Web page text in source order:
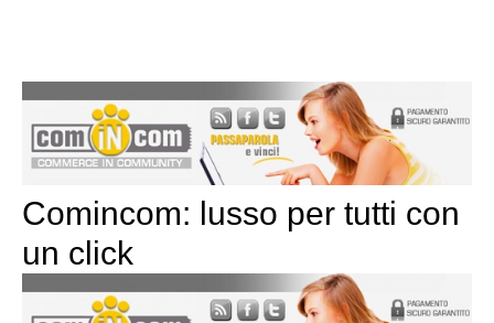
Comincom: lusso per tutti con
un click